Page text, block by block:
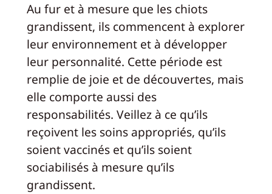
Au fur et à mesure que les chiots
grandissent, ils commencent à explorer
leur environnement et à développer
leur personnalité. Cette période est
remplie de joie et de découvertes, mais
elle comporte aussi des
responsabilités. Veillez à ce qu’ils
reçoivent les soins appropriés, qu’ils
soient vaccinés et qu’ils soient
sociabilisés à mesure qu’ils
grandissent.